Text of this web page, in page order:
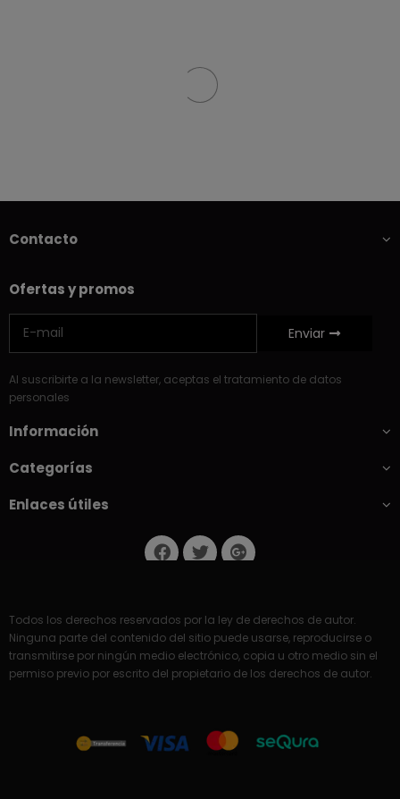
Contacto
Ofertas y promos
Enviar
Al suscribirte a la newsletter, aceptas el tratamiento de datos
personales
Información
Categorías
Enlaces útiles
Todos los derechos reservados por la ley de derechos de autor.
Ninguna parte del contenido del sitio puede usarse, reproducirse o
transmitirse por ningún medio electrónico, copia u otro medio sin el
permiso previo por escrito del propietario de los derechos de autor.